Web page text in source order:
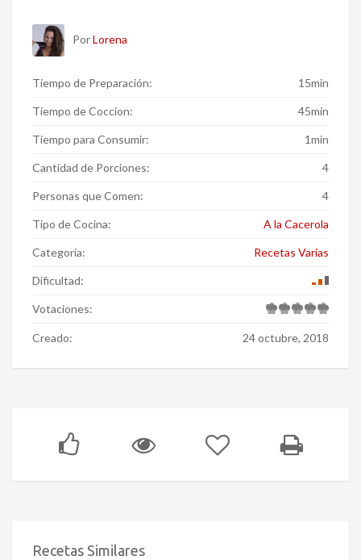
PorLorena
Tiempo de Preparación: 15min
Tiempo de Coccion: 45min
Tiempo para Consumir: 1min
Cantidad de Porciones: 4
Personas que Comen: 4
Tipo de Cocina: A la Cacerola
Categoría: Recetas Varias
Dificultad:
Votaciones:
Creado: 24 octubre, 2018
Recetas Similares